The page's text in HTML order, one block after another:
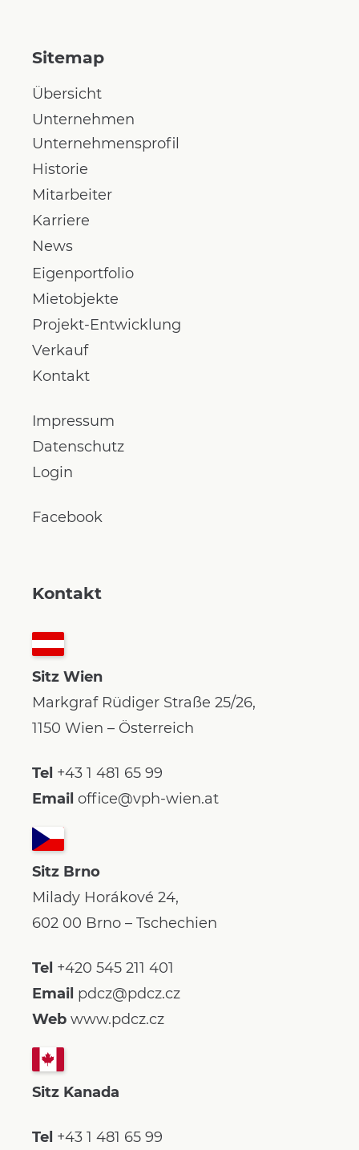
Sitemap
Übersicht
Unternehmen
Unternehmensprofil
Historie
Mitarbeiter
Karriere
News
Eigenportfolio
Mietobjekte
Projekt-Entwicklung
Verkauf
Kontakt
Impressum
Datenschutz
Login
Facebook
Kontakt
Sitz Wien
Markgraf Rüdiger Straße 25/26,
1150 Wien – Österreich
Tel +43 1 481 65 99
Email office@vph-wien.at
Sitz Brno
Milady Horákové 24,
602 00 Brno – Tschechien
Tel +420 545 211 401
Email pdcz@pdcz.cz
Web www.pdcz.cz
Sitz Kanada
Tel +43 1 481 65 99